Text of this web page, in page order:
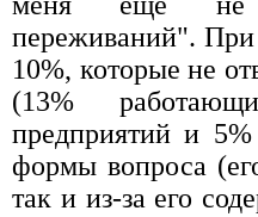
переживаний". При
10%, которые не
(13%
предприятий и 5%
формы вопроса
так и из-за его